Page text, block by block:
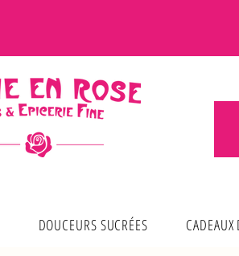
DOUCEURS SUCRÉES